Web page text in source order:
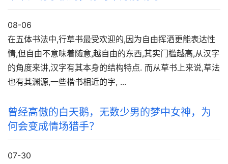
08-06
在五体书法中,行草书最受欢迎的,因为自由挥洒更能表达性
情,但自由不意味着随意,越自由的东西,其实门槛越高,从汉字
的角度来讲,汉字有其本身的结构特点. 而从草书上来说,草法
也有其渊源,一些楷书相近的字, ...
曾经高傲的白天鹅，无数少男的梦中女神，为
何会变成情场猎手？
07-30